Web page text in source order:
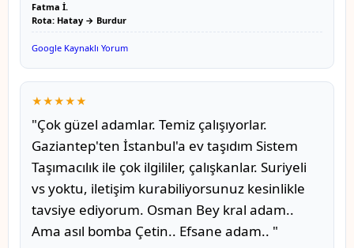
Fatma İ.
Rota: Hatay → Burdur
Google Kaynaklı Yorum
★★★★★
"Çok güzel adamlar. Temiz çalışıyorlar.
Gaziantep'ten İstanbul'a ev taşıdım Sistem
Taşımacılık ile çok ilgililer, çalışkanlar. Suriyeli
vs yoktu, iletişim kurabiliyorsunuz kesinlikle
tavsiye ediyorum. Osman Bey kral adam..
Ama asıl bomba Çetin.. Efsane adam.. "